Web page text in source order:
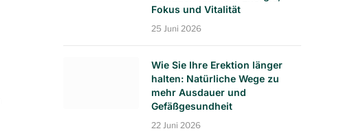
Fokus und Vitalität
25 Juni 2026
Wie Sie Ihre Erektion länger
halten: Natürliche Wege zu
mehr Ausdauer und
Gefäßgesundheit
22 Juni 2026